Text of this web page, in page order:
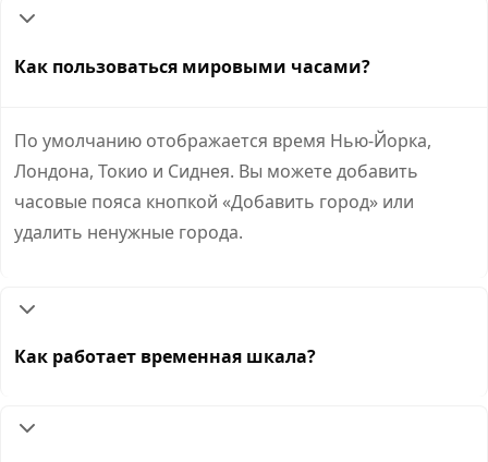
Как пользоваться мировыми часами?
По умолчанию отображается время Нью-Йорка,
Лондона, Токио и Сиднея. Вы можете добавить
часовые пояса кнопкой «Добавить город» или
удалить ненужные города.
Как работает временная шкала?